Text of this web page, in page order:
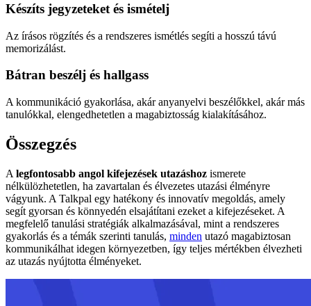
Készíts jegyzeteket és ismételj
Az írásos rögzítés és a rendszeres ismétlés segíti a hosszú távú
memorizálást.
Bátran beszélj és hallgass
A kommunikáció gyakorlása, akár anyanyelvi beszélőkkel, akár más
tanulókkal, elengedhetetlen a magabiztosság kialakításához.
Összegzés
A legfontosabb angol kifejezések utazáshoz ismerete
nélkülözhetetlen, ha zavartalan és élvezetes utazási élményre
vágyunk. A Talkpal egy hatékony és innovatív megoldás, amely
segít gyorsan és könnyedén elsajátítani ezeket a kifejezéseket. A
megfelelő tanulási stratégiák alkalmazásával, mint a rendszeres
gyakorlás és a témák szerinti tanulás, minden utazó magabiztosan
kommunikálhat idegen környezetben, így teljes mértékben élvezheti
az utazás nyújtotta élményeket.